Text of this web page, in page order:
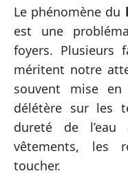
Le phénomène du
est une
foyers. Plusieurs
méritent notre
souvent mise
délétère sur les
dureté de l’eau
vêtements, les
toucher.